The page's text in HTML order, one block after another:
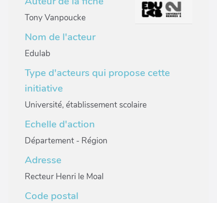
Tony Vanpoucke
Nom de l'acteur
Edulab
Type d'acteurs qui propose cette
initiative
Université, établissement scolaire
Echelle d'action
Département - Région
Adresse
Recteur Henri le Moal
Code postal